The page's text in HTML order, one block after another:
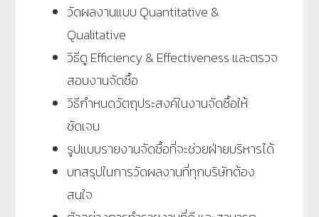
วัดผลงานแบบ Quantitative &
Qualitative
วิธีดู Efficiency & Effectiveness และตรวจ
สอบงานจัดซื้อ
วิธีกำหนดวัตถุประสงค์ในงานจัดซื้อให้
ชัดเจน
รูปแบบรายงานจัดซื้อที่จะช่วยฝ่ายบริหารได้
บทสรุปในการวัดผลงานที่ทุกบริษัทต้อง
สนใจ